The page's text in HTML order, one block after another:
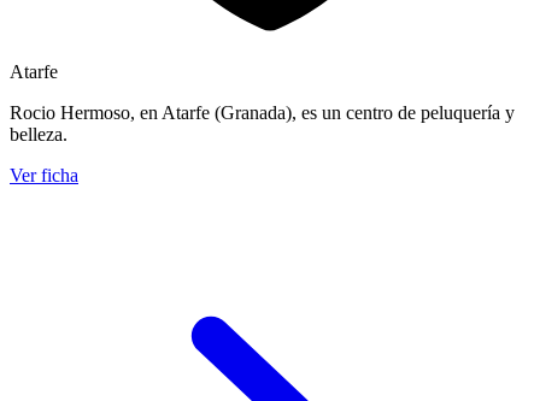
Atarfe
Rocio Hermoso, en Atarfe (Granada), es un centro de peluquería y
belleza.
Ver ficha